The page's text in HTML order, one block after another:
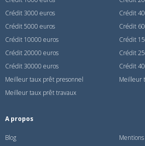
Crédit 3000 euros
Crédit
Crédit 5000 euros
Crédit
Crédit 10000 euros
Crédit
Crédit 20000 euros
Crédit
Crédit 30000 euros
Crédit
Meilleur taux prêt presonnel
Meilleur
Meilleur taux prêt travaux
A propos
Blog
Mentions